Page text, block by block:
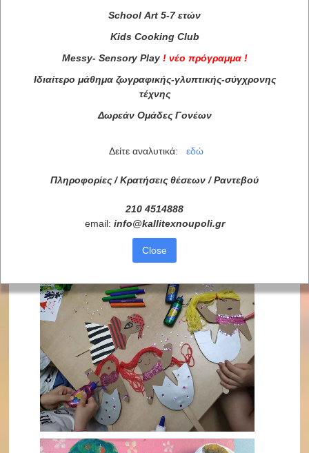
School Art 5-7 ετών
Kids Cooking Club
Messy- Sensory Play ! νέο πρόγραμμα !
Ιδιαίτερο μάθημα ζωγραφικής-γλυπτικής-σύγχρονης
τέχνης
Δωρεάν Ομάδες Γονέων
Δείτε αναλυτικά: εδώ
Πληροφορίες / Κρατήσεις θέσεων / Ραντεβού
210 4514888
email: info@kallitexnoupoli.gr
Close